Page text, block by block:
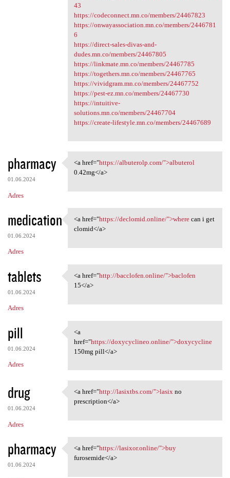
43
https://codeconnect.mn.co/members/24467823
https://onwayassociation.mn.co/members/2446781
6
https://direct-sales-divas-and-
dudes.mn.co/members/24467805
https://linkmate.mn.co/members/24467785
https://togethers.mn.co/members/24467765
https://vividgram.mn.co/members/24467752
https://pest-ez.mn.co/members/24467730
https://intuitive-
solutions.mn.co/members/24467704
https://create-lifestyle.mn.co/members/24467689
pharmacy
01.06.2024
Adres
<a href="https://albuterolp
<a href="https://albuterolp.com/">albuterol
0.42mg</a>
medication
01.06.2024
Adres
<a href="https://declomid
<a href="https://declomid.online/">wherecan i get
clomid</a>
tablets
01.06.2024
Adres
<a href="http://bacclofen
<a href="http://bacclofen.online/">baclofen
15</a>
pill
01.06.2024
Adres
<a href="https://doxycyclineo
<a
href="https://doxycyclineo.online/">doxycycline
150mg pill</a>
drug
01.06.2024
Adres
<a href="http://lasixtbs.com/
<a href="http://lasixtbs.com/">lasixno
prescription</a>
pharmacy
01.06.2024
<a href="https://lasixor
<a href="https://lasixor.online/">buy
furosemide</a>